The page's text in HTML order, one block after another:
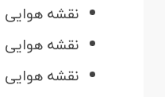
نقشه هوایی
نقشه
نقشه هوایی